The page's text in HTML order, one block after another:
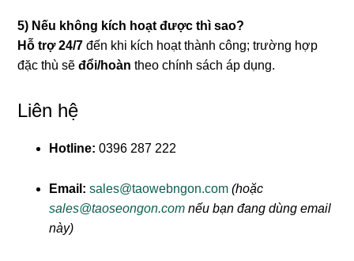
5) Nếu không kích hoạt được thì sao?
Hỗ trợ 24/7 đến khi kích hoạt thành công; trường hợp
đặc thù sẽđổi/hoàn theo chính sách áp dụng.
Liên hệ
Hotline: 0396 287 222
Email: sales@taowebngon.com (hoặc
sales@taoseongon.com nếu bạn đang dùng email
này)